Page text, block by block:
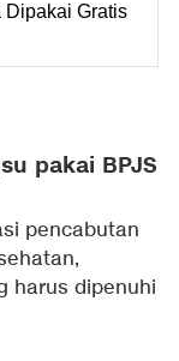
Dipakai Gratis
pakai BPJS
pencabutan
harus dipenuhi